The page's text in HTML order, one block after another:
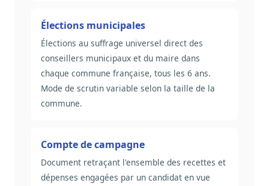
Élections municipales
Élections au suffrage universel direct des
conseillers municipaux et du maire dans
chaque commune française, tous les 6 ans.
Mode de scrutin variable selon la taille de la
commune.
Compte de campagne
Document retraçant l'ensemble des recettes et
dépenses engagées par un candidat en vue